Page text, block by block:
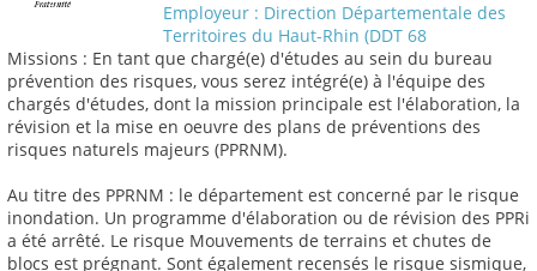
Employeur : Direction Départementale des
Territoires du Haut-Rhin (DDT 68
Missions : En tant que chargé(e) d'études au sein du bureau
prévention des risques, vous serez intégré(e) à l'équipe des
chargés d'études, dont la mission principale est l'élaboration, la
révision et la mise en oeuvre des plans de préventions des
risques naturels majeurs (PPRNM).
Au titre des PPRNM : le département est concerné par le risque
inondation. Un programme d'élaboration ou de révision des PPRi
a été arrêté. Le risque Mouvements de terrains et chutes de
blocs est prégnant. Sont également recensés le risque sismique,